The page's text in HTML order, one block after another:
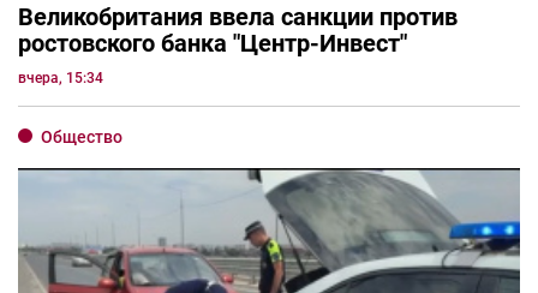
Великобритания ввела санкции против
ростовского банка "Центр-Инвест"
вчера, 15:34
Общество